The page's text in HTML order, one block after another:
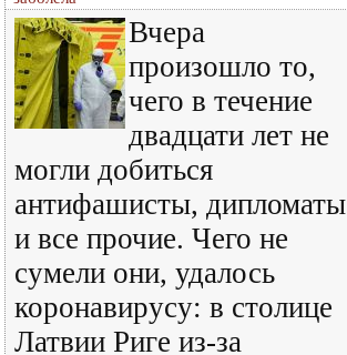
Вчера
произошло то,
чего в течение
двадцати лет не
могли добиться
антифашисты, дипломаты
и все прочие. Чего не
сумели они, удалось
коронавирусу: в столице
Латвии Риге из-за